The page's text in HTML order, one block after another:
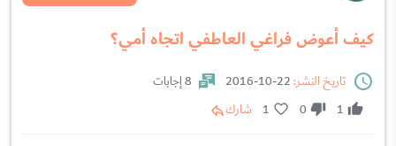
كيف أعوض فراغي العاطفي اتجاه أمي؟
تاريخ النشر:
8 إجابات
1
0
1 شارك